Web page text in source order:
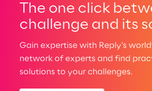
The one click
challenge and its
Gain expertise with Reply’s
network of experts and find
solutions to your challenges.